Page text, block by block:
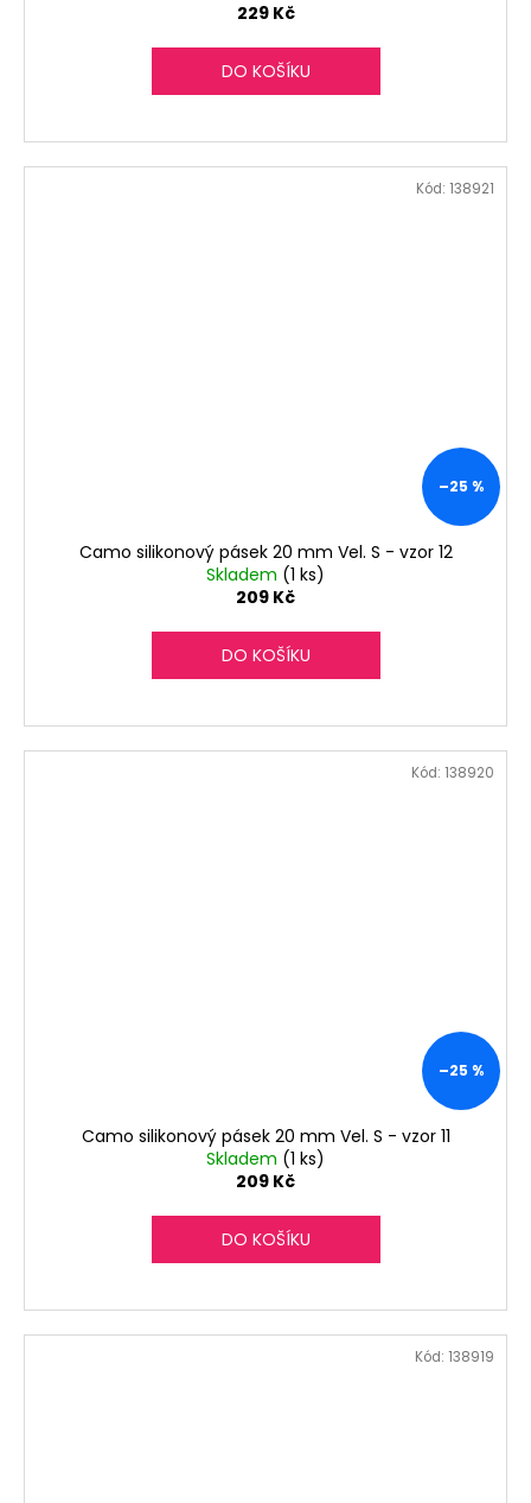
229 Kč
DO KOŠÍKU
–25 %
Camo silikonový pásek 20 mm Vel. S - vzor 12
Skladem (1 ks)
209 Kč
DO KOŠÍKU
Kód: 138921
–25 %
Camo silikonový pásek 20 mm Vel. S - vzor 11
Skladem (1 ks)
209 Kč
DO KOŠÍKU
Kód: 138920
Kód: 138919